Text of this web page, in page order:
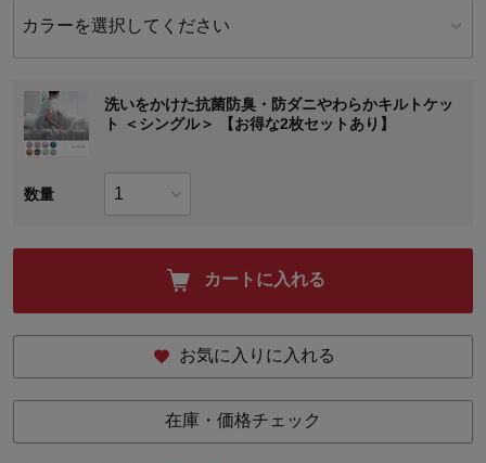
カラーを選択してください
洗いをかけた抗菌防臭・防ダニやわらかキルトケッ
ト ＜シングル＞ 【お得な2枚セットあり】
数量
カートに入れる
お気に入りに入れる
在庫・価格チェック